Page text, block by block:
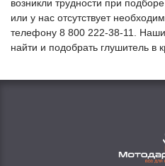
возникли трудности при
или у нас отсутствует
телефону 8 800 222-38-11.
найти и подобрать глушитель в